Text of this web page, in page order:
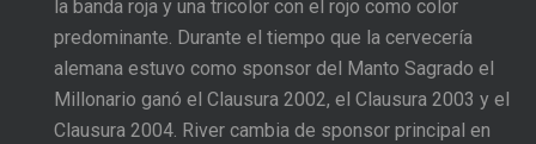
la banda roja y una tricolor con el rojo como color
predominante. Durante el tiempo que la cervecería
alemana estuvo como sponsor del Manto Sagrado el
Millonario ganó el Clausura 2002, el Clausura 2003 y el
Clausura 2004. River cambia de sponsor principal en